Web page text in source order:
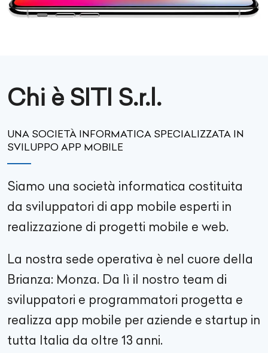
Chi è SITI S.r.l.
UNA SOCIETÀ INFORMATICA SPECIALIZZATA IN
SVILUPPO APP MOBILE
Siamo una società informatica costituita
da sviluppatori di app mobile esperti in
realizzazione di progetti mobile e web.
La nostra sede operativa è nel cuore della
Brianza: Monza. Da lì il nostro team di
sviluppatori e programmatori progetta e
realizza app mobile per aziende e startup in
tutta Italia da oltre 13 anni.